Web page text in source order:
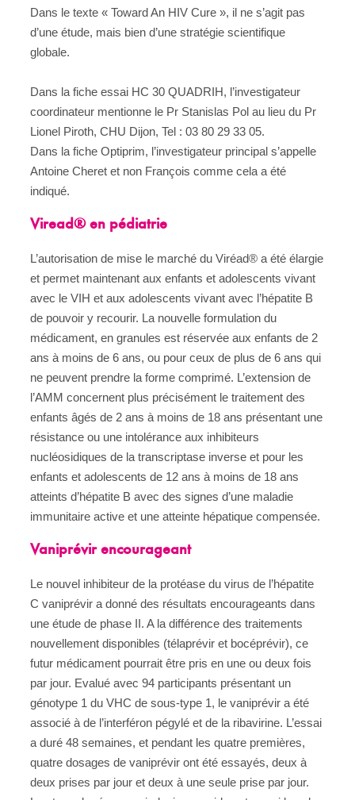
Dans le texte « Toward An HIV Cure », il ne s’agit pas
d’une étude, mais bien d’une stratégie scientifique
globale.
Dans la fiche essai HC 30 QUADRIH, l’investigateur
coordinateur mentionne le Pr Stanislas Pol au lieu du Pr
Lionel Piroth, CHU Dijon, Tel : 03 80 29 33 05.
Dans la fiche Optiprim, l’investigateur principal s’appelle
Antoine Cheret et non François comme cela a été
indiqué.
Viread® en pédiatrie
L’autorisation de mise le marché du Viréad® a été élargie
et permet maintenant aux enfants et adolescents vivant
avec le VIH et aux adolescents vivant avec l’hépatite B
de pouvoir y recourir. La nouvelle formulation du
médicament, en granules est réservée aux enfants de 2
ans à moins de 6 ans, ou pour ceux de plus de 6 ans qui
ne peuvent prendre la forme comprimé. L’extension de
l’AMM concernent plus précisément le traitement des
enfants âgés de 2 ans à moins de 18 ans présentant une
résistance ou une intolérance aux inhibiteurs
nucléosidiques de la transcriptase inverse et pour les
enfants et adolescents de 12 ans à moins de 18 ans
atteints d’hépatite B avec des signes d’une maladie
immunitaire active et une atteinte hépatique compensée.
Vaniprévir encourageant
Le nouvel inhibiteur de la protéase du virus de l’hépatite
C vaniprévir a donné des résultats encourageants dans
une étude de phase II. A la différence des traitements
nouvellement disponibles (télaprévir et bocéprévir), ce
futur médicament pourrait être pris en une ou deux fois
par jour. Evalué avec 94 participants présentant un
génotype 1 du VHC de sous-type 1, le vaniprévir a été
associé à de l’interféron pégylé et de la ribavirine. L’essai
a duré 48 semaines, et pendant les quatre premières,
quatre dosages de vaniprévir ont été essayés, deux à
deux prises par jour et deux à une seule prise par jour.